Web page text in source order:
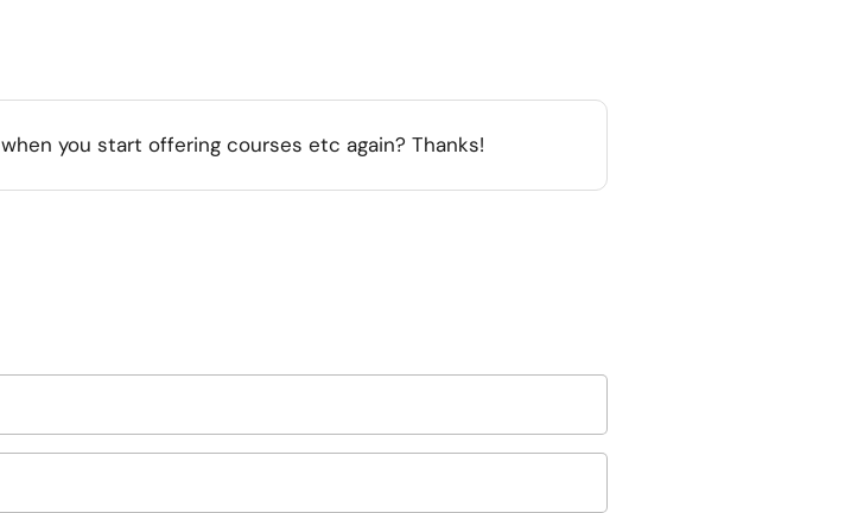
you start offering courses etc again? Thanks!